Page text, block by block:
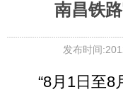
南昌铁
发布时间
“8月1日至8月